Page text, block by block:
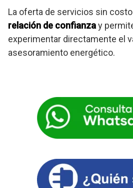
La oferta de servicios sin
relación de confianzay
experimentar directamente el
asesoramiento energético.